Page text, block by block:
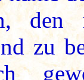
den
zu